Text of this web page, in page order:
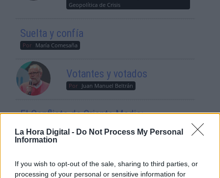
La Hora Digital - Do Not Process My Personal
Information
If you wish to opt-out of the sale, sharing to third parties, or
processing of your personal or sensitive information for
Geopolítica de Crisis
Suelta y confía
Por María Comesaña
Votantes y votados
Por Juan Manuel Beltrán
El Conflicto de Oriente Medio:
en Construcción